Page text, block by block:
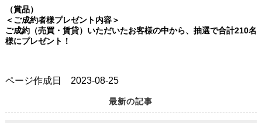
（賞品）
＜ご成約者様プレゼント内容＞
ご成約（売買・賃貸）いただいたお客様の中から、抽選で合計210名
様にプレゼント！
ページ作成日 2023-08-25
最新の記事